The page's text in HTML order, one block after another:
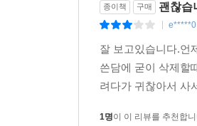
소득 상황에 따른 확실
지역의 발전 가능성이
도표들과 지도는 이러
주택 투자는 가족의 보
종이책 구매 괜찮습
e*****0
잘 보고있습니다.언
쓴담에 굳이 삭제할
려다가 귀찮아서 사
1명이 이 리뷰를 추천합